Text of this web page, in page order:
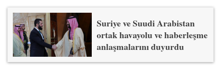
Suriye ve Suudi Arabistan
ortak havayolu ve haberleşme
anlaşmalarını duyurdu